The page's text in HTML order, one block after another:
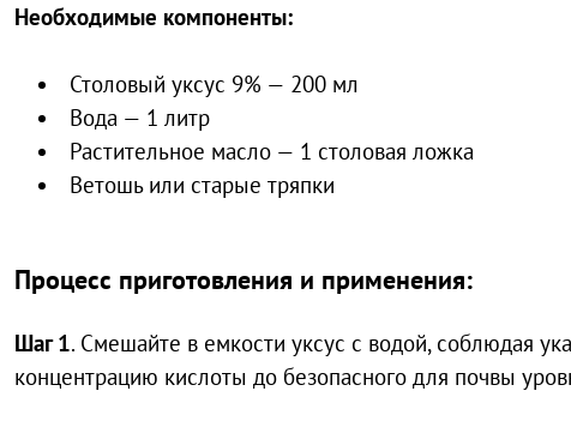
Необходимые компоненты:
Столовый уксус 9% — 200 мл
Вода — 1 литр
Растительное масло — 1 столовая ложка
Ветошь или старые тряпки
Процесс приготовления и применения:
Шаг 1. Смешайте в емкости уксус с водой, соблюдая
концентрацию кислоты до безопасного для почвы